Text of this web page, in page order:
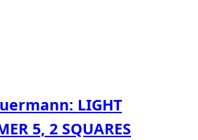
LIGHT
5, 2 SQUARES